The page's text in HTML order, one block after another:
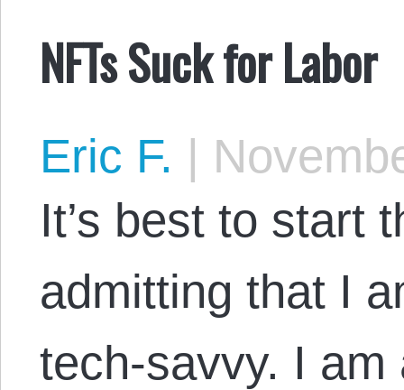
NFTs Suck for Labor
Eric F. |
It’s best to start
admitting that I
tech-savvy. I